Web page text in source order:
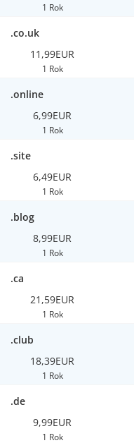
1 Rok
.co.uk
11,99EUR
1 Rok
.online
6,99EUR
1 Rok
.site
6,49EUR
1 Rok
.blog
8,99EUR
1 Rok
.ca
21,59EUR
1 Rok
.club
18,39EUR
1 Rok
.de
9,99EUR
1 Rok